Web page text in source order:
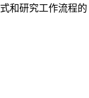
和研究工作流程的